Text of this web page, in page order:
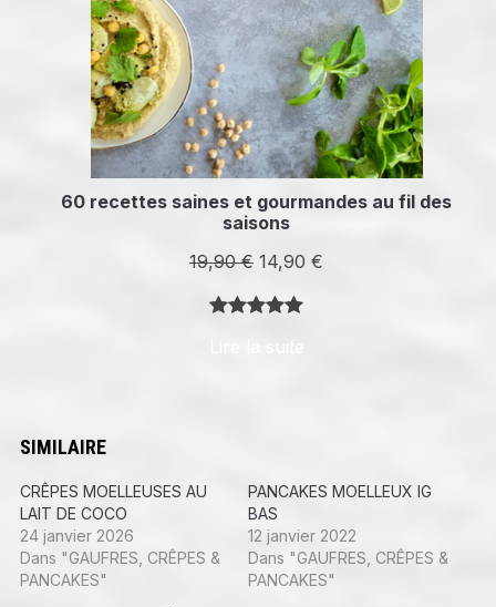
60 recettes saines et gourmandes au fil des
saisons
19,90€ Le
prix
initial
14,90 €
SIMILAIRE
CRÊPES MOELLEUSES AU
LAIT DE COCO
24 janvier 2026
Dans "GAUFRES, CRÊPES &
PANCAKES"
PANCAKES MOELLEUX IG
BAS
12 janvier 2022
Dans "GAUFRES, CRÊPES &
PANCAKES"